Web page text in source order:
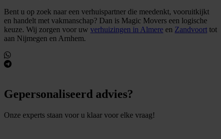
Bent u op zoek naar een verhuispartner die meedenkt, vooruitkijkt
en handelt met vakmanschap? Dan is Magic Movers een logische
keuze. Wij zorgen voor uw verhuizingen in Almere en Zandvoort tot
aan Nijmegen en Arnhem.
Gepersonaliseerd advies?
Onze experts staan voor u klaar voor elke vraag!